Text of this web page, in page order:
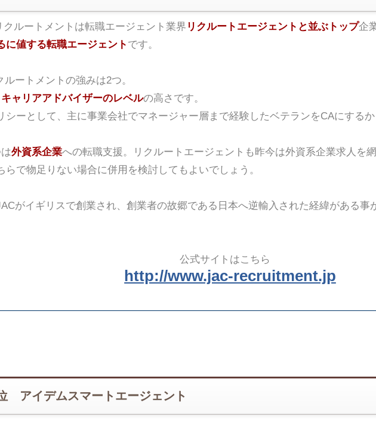
クルートメントは転職エージェント業界 リクルートエージェントと並ぶトップ企
に値する転職エージェント です。
ルートメントの強みは2つ。
キャリアアドバイザーのレベルの高さです。
シーとして、主に事業会社でマネージャー層まで経験したベテランをCAにするか
外資系企業への転職支援。リクルートエージェントも昨今は外資系企業求人を
らで物足りない場合に併用を検討してもよいでしょう。
がイギリスで創業され、創業者の故郷である日本へ逆輸入された経緯がある事
公式サイトはこちら
http://www.jac-recruitment.jp
アイデムスマートエージェント